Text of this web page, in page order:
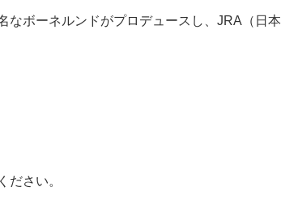
なボーネルンドがプロデュースし、JRA（日本
ださい。